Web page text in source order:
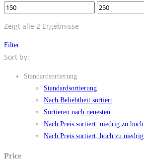
Zeigt alle 2 Ergebnisse
Filter
Sort by:
Standardsortierung
Standardsortierung
Nach Beliebtheit sortiert
Sortieren nach neuesten
Nach Preis sortiert: niedrig zu hoch
Nach Preis sortiert: hoch zu niedrig
Price